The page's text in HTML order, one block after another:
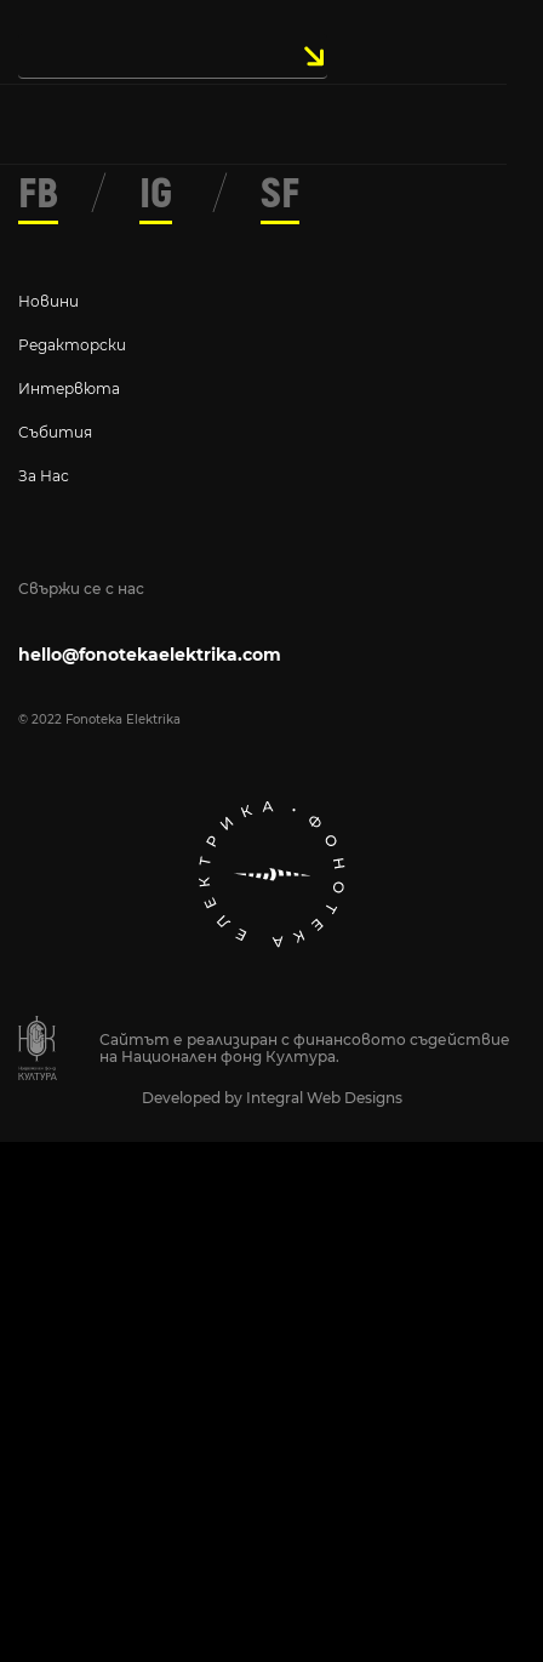
Свържи се с нас
hello@fonotekaelektrika.com
© 2022 Fonoteka Elektrika
Новини
Редакторски
Интервюта
Събития
За Нас
FB / IG / SF
Сайтът е реализиран с финансовото съдействие
на Национален фонд Култура.
Developed by Integral Web Designs